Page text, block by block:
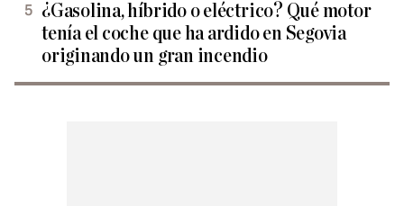
¿Gasolina, híbrido o eléctrico? Qué motor
tenía el coche que ha ardido en Segovia
originando un gran incendio